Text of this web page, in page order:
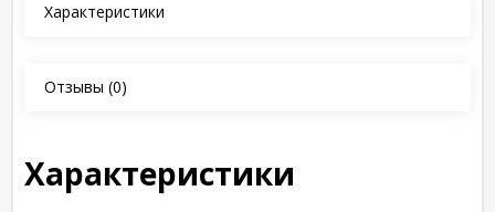
Характеристики
Отзывы (0)
Характеристики